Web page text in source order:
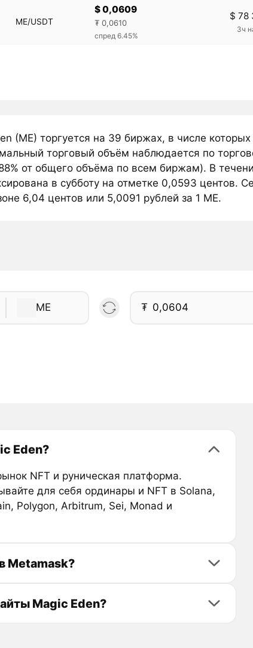
ME/USDT
$ 0,0609
₮ 0,0610
спред 6.45%
$ 78
3ч
(ME) торгуется на 39 биржах, в числе которых
торговый объём наблюдается по
от общего объёма по всем биржам). В
в субботу на отметке 0,0593 центов.
6,04 центов или 5,0091 рублей за 1 ME.
ME ₮
Eden?
NFT и руническая платформа.
для себя ординары и NFT в Solana,
Polygon, Arbitrum, Sei, Monad и
Metamask?
Magic Eden?